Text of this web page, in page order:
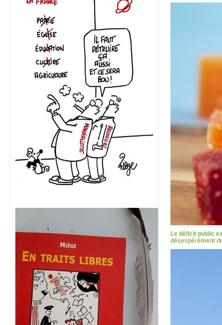
Le déficit public
désespérément